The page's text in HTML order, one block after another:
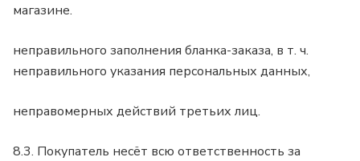
магазине.
неправильного заполнения бланка-заказа, в т. ч.
неправильного указания персональных данных,
неправомерных действий третьих лиц.
8.3. Покупатель несёт всю ответственность за